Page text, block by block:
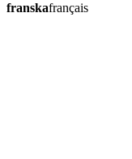
franskafrançais